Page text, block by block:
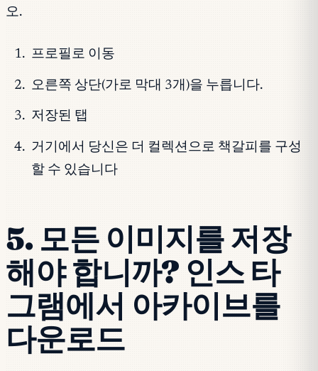
오.
프로필로 이동
오른쪽 상단(가로 막대 3개)을 누릅니다.
저장된 탭
거기에서 당신은 더 컬렉션으로 책갈피를 구성
할 수 있습니다
5. 모든 이미지를 저장
해야 합니까? 인스 타
그램에서 아카이브를
다운로드